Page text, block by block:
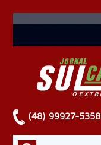
(48) 99927-5358